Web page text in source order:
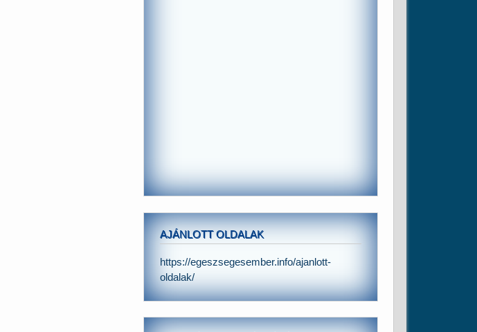
AJÁNLOTT OLDALAK
https://egeszsegesember.info/ajanlott-
oldalak/